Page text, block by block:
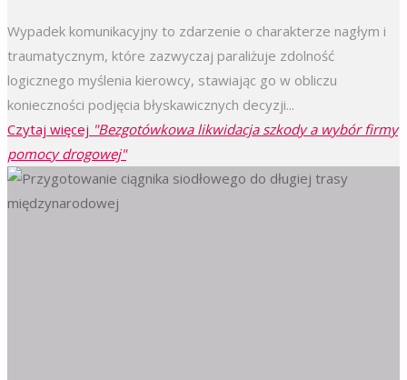
Wypadek komunikacyjny to zdarzenie o charakterze nagłym i
traumatycznym, które zazwyczaj paraliżuje zdolność
logicznego myślenia kierowcy, stawiając go w obliczu
konieczności podjęcia błyskawicznych decyzji...
Czytaj więcej "Bezgotówkowa likwidacja szkody a wybór firmy
pomocy drogowej"